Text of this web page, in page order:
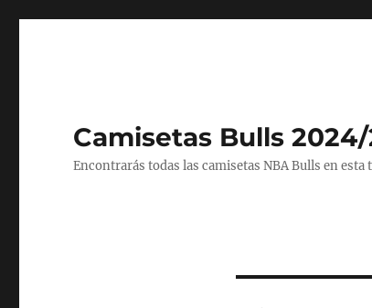
Camisetas Bulls
Encontrarás todas las camisetas NBA Bulls en